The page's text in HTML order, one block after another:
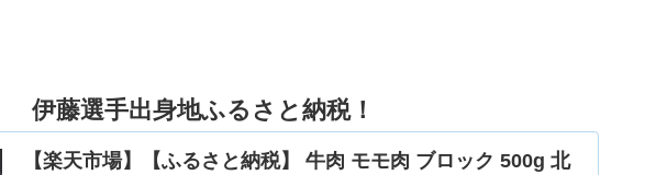
伊藤選手出身地ふるさと納税！
【楽天市場】【ふるさと納税】 牛肉 モモ肉 ブロック 500g 北